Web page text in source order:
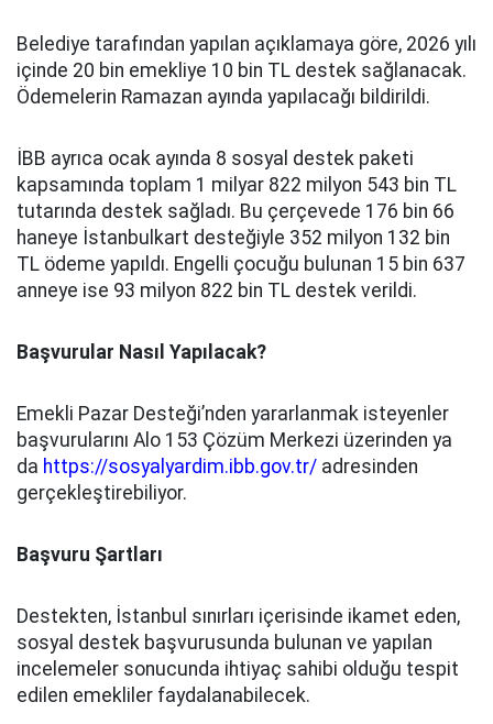
Belediye tarafından yapılan açıklamaya göre, 2026 yılı
içinde 20 bin emekliye 10 bin TL destek sağlanacak.
Ödemelerin Ramazan ayında yapılacağı bildirildi.
İBB ayrıca ocak ayında 8 sosyal destek paketi
kapsamında toplam 1 milyar 822 milyon 543 bin TL
tutarında destek sağladı. Bu çerçevede 176 bin 66
haneye İstanbulkart desteğiyle 352 milyon 132 bin
TL ödeme yapıldı. Engelli çocuğu bulunan 15 bin 637
anneye ise 93 milyon 822 bin TL destek verildi.
Başvurular Nasıl Yapılacak?
Emekli Pazar Desteği’nden yararlanmak isteyenler
başvurularını Alo 153 Çözüm Merkezi üzerinden ya
da https://sosyalyardim.ibb.gov.tr/ adresinden
gerçekleştirebiliyor.
Başvuru Şartları
Destekten, İstanbul sınırları içerisinde ikamet eden,
sosyal destek başvurusunda bulunan ve yapılan
incelemeler sonucunda ihtiyaç sahibi olduğu tespit
edilen emekliler faydalanabilecek.